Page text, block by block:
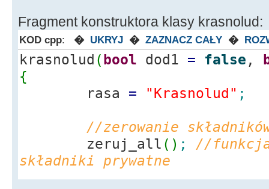
Fragment konstruktora klasy krasnolud:
KOD cpp: � UKRYJ � ZAZNACZ CAŁY �
krasnolud (bool dod1 = false ,
{
rasa = "Krasnolud" ;
//zerowanie
zeruj_all ( ) ;
//
składniki prywatne